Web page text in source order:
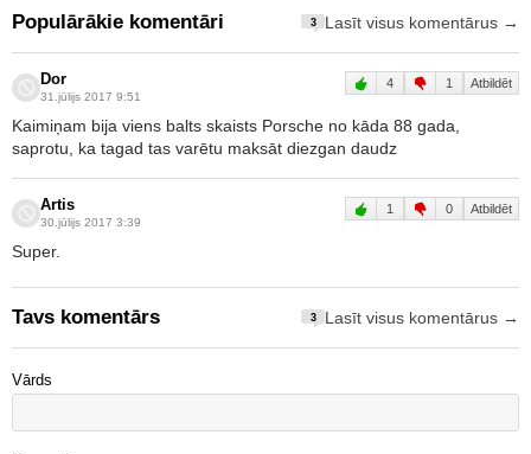
Populārākie komentāri 3 Lasīt visus komentārus →
Dor
31.jūlijs 2017 9:51
4 1 Atbildēt
Kaimiņam bija viens balts skaists Porsche no kāda 88 gada,
saprotu, ka tagad tas varētu maksāt diezgan daudz
Artis
30.jūlijs 2017 3:39
1 0 Atbildēt
Super.
Tavs komentārs 3 Lasīt visus komentārus →
Vārds